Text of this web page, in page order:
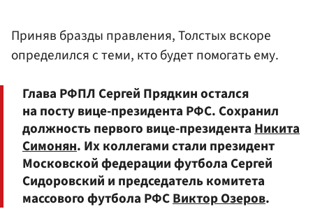
Приняв бразды правления, Толстых вскоре
определился с теми, кто будет помогать ему.
Глава РФПЛ Сергей Прядкин остался
на посту вице-президента РФС. Сохранил
должность первого вице-президентаНикита
Симонян. Их коллегами стали президент
Московской федерации футбола Сергей
Сидоровский и председатель комитета
массового футбола РФСВиктор Озеров.